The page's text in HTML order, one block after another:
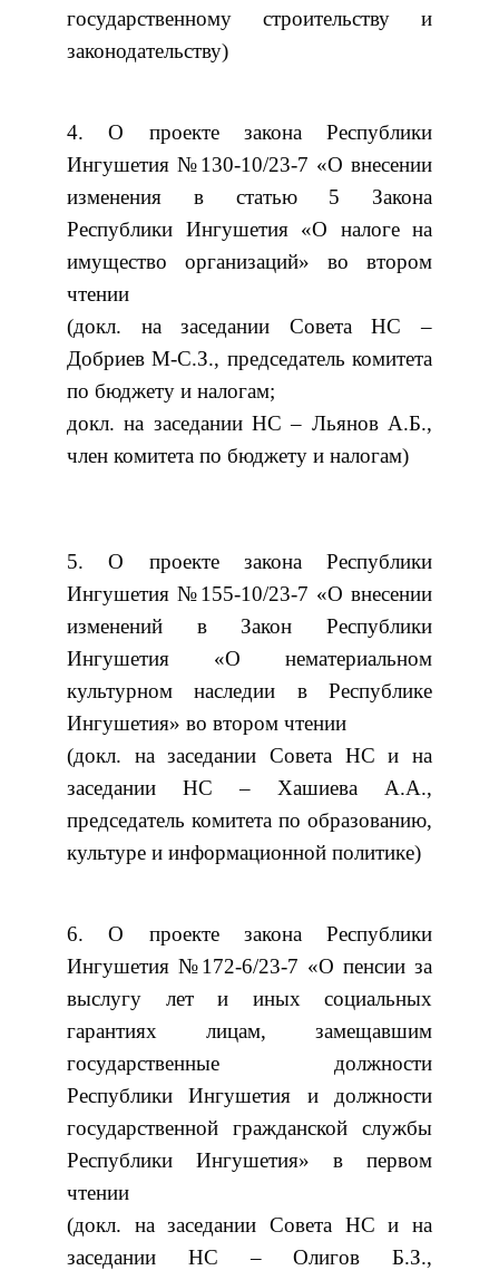
государственному строительству и
законодательству)
4. О проекте закона Республики
Ингушетия №130-10/23-7 «О внесении
изменения в статью 5 Закона
Республики Ингушетия «О налоге на
имущество организаций» во втором
чтении
(докл. на заседании Совета НС –
Добриев М-С.З., председатель комитета
по бюджету и налогам;
докл. на заседании НС – Льянов А.Б.,
член комитета по бюджету и налогам)
5. О проекте закона Республики
Ингушетия №155-10/23-7 «О внесении
изменений в Закон Республики
Ингушетия «О нематериальном
культурном наследии в Республике
Ингушетия» во втором чтении
(докл. на заседании Совета НС и на
заседании НС – Хашиева А.А.,
председатель комитета по образованию,
культуре и информационной политике)
6. О проекте закона Республики
Ингушетия №172-6/23-7 «О пенсии за
выслугу лет и иных социальных
гарантиях лицам, замещавшим
государственные должности
Республики Ингушетия и должности
государственной гражданской службы
Республики Ингушетия» в первом
чтении
(докл. на заседании Совета НС и на
заседании НС – Олигов Б.З.,